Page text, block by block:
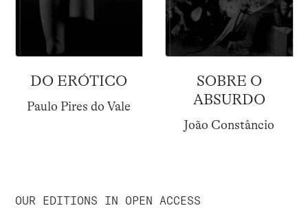
DO ERÓTICO
Paulo Pires do Vale
SOBRE O
ABSURDO
João Constâncio
OUR EDITIONS IN OPEN ACCESS